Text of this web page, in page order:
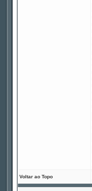
Voltar ao Topo